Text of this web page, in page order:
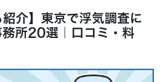
う方法
料相談はこちらから
紹介】東京で浮気調査に
務所20選｜口コミ・料